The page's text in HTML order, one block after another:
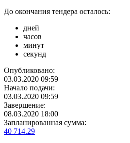
До окончания тендера осталось:
дней
часов
минут
секунд
Опубликовано:
03.03.2020 09:59
Начало подачи:
03.03.2020 09:59
Завершение:
08.03.2020 18:00
Запланированная сумма:
40 714.29